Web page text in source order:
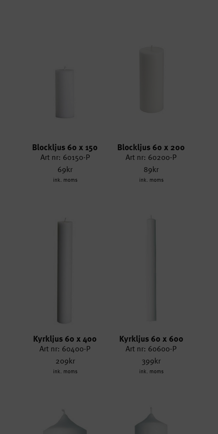
Blockljus 60 x 150
Art nr: 60150-P
69kr
ink. moms
Blockljus 60 x 200
Art nr: 60200-P
89kr
ink. moms
Kyrkljus 60 x 400
Art nr: 60400-P
209kr
ink. moms
Kyrkljus 60 x 600
Art nr: 60600-P
399kr
ink. moms